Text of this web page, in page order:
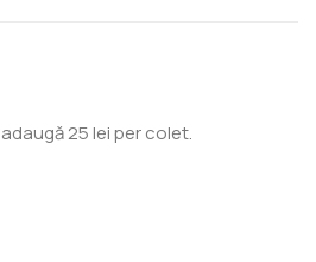
25 lei per colet.